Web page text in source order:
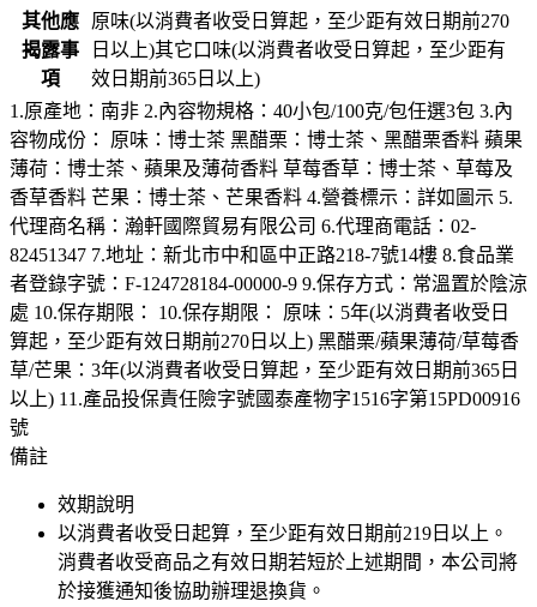
其他應
揭露事
項
原味(以消費者收受日算起，至少距有效日期前270
日以上)其它口味(以消費者收受日算起，至少距有
效日期前365日以上)
1.原產地：南非 2.內容物規格：40小包/100克/包任選3包 3.內
容物成份： 原味：博士茶 黑醋栗：博士茶、黑醋栗香料 蘋果
薄荷：博士茶、蘋果及薄荷香料 草莓香草：博士茶、草莓及
香草香料 芒果：博士茶、芒果香料 4.營養標示：詳如圖示 5.
代理商名稱：瀚軒國際貿易有限公司 6.代理商電話：02-
82451347 7.地址：新北市中和區中正路218-7號14樓 8.食品業
者登錄字號：F-124728184-00000-9 9.保存方式：常溫置於陰涼
處 10.保存期限： 10.保存期限： 原味：5年(以消費者收受日
算起，至少距有效日期前270日以上) 黑醋栗/蘋果薄荷/草莓香
草/芒果：3年(以消費者收受日算起，至少距有效日期前365日
以上) 11.產品投保責任險字號國泰產物字1516字第15PD00916
號
備註
效期說明
以消費者收受日起算，至少距有效日期前219 日以上。
消費者收受商品之有效日期若短於上述期間，本公司將
於接獲通知後協助辦理退換貨。